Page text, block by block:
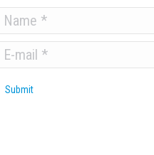
Name *
E-mail *
Submit